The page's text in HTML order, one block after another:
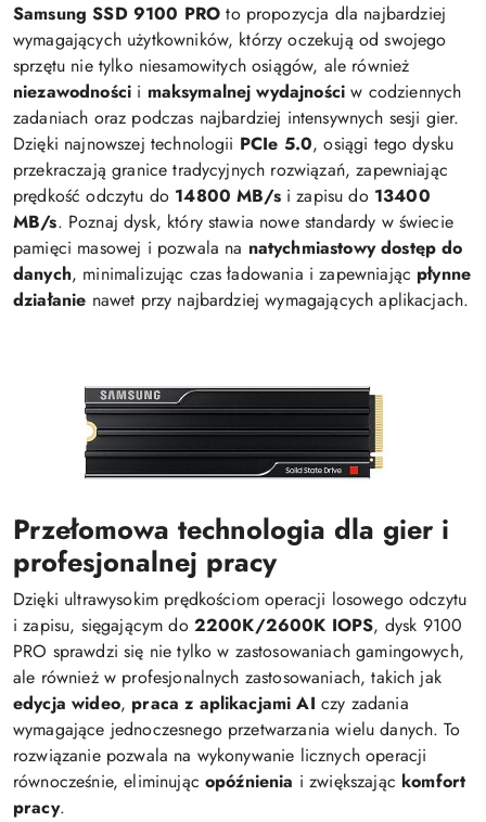
Samsung SSD 9100 PRO to propozycja dla najbardziej
wymagających użytkowników, którzy oczekują od swojego
sprzętu nie tylko niesamowitych osiągów, ale również
niezawodności i maksymalnej wydajności w codziennych
zadaniach oraz podczas najbardziej intensywnych sesji gier.
Dzięki najnowszej technologii PCIe 5.0, osiągi tego dysku
przekraczają granice tradycyjnych rozwiązań, zapewniając
prędkość odczytu do 14800 MB/si zapisu do 13400
MB/s. Poznaj dysk, który stawia nowe standardy w świecie
pamięci masowej i pozwala na natychmiastowy dostęp do
danych, minimalizując czas ładowania i zapewniając płynne
działanie nawet przy najbardziej wymagających aplikacjach.
Przełomowa technologia dla gier i
profesjonalnej pracy
Dzięki ultrawysokim prędkościom operacji losowego odczytu
i zapisu, sięgającym do 2200K/2600K IOPS, dysk 9100
PRO sprawdzi się nie tylko w zastosowaniach gamingowych,
ale również w profesjonalnych zastosowaniach, takich jak
edycja wideo, praca z aplikacjami AI czy zadania
wymagające jednoczesnego przetwarzania wielu danych. To
rozwiązanie pozwala na wykonywanie licznych operacji
równocześnie, eliminującopóźnienia i zwiększając komfort
pracy.